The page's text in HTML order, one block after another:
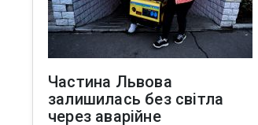
Частина Львова
залишилась без світла
через аварійне